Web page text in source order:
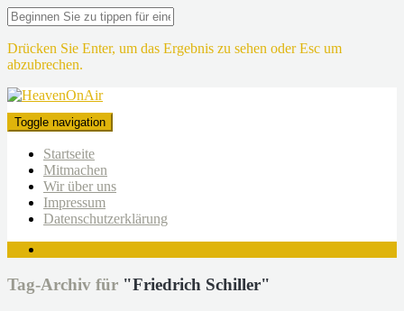
Drücken Sie Enter, um das Ergebnis zu sehen oder Esc um
abzubrechen.
Toggle navigation
Startseite
Mitmachen
Wir über uns
Impressum
Datenschutzerklärung
Tag-Archiv für "Friedrich Schiller"